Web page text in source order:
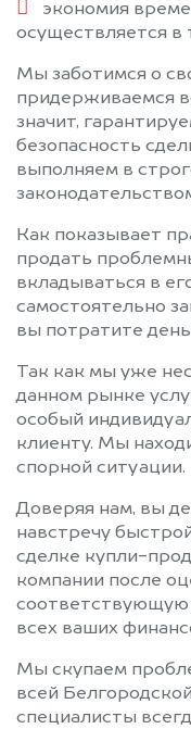
экономия
осуществляется в
Мы заботимся о
придерживаемся
значит,
безопасность
выполняем в
Как показывает
продать
вкладываться в
самостоятельно
вы потратите
Так как мы уже
данном рынке
особый
клиенту. Мы
спорной ситуации.
Доверяя нам, вы
навстречу
сделке купли-
компании после
всех ваших
Мы скупаем
всей
специалисты